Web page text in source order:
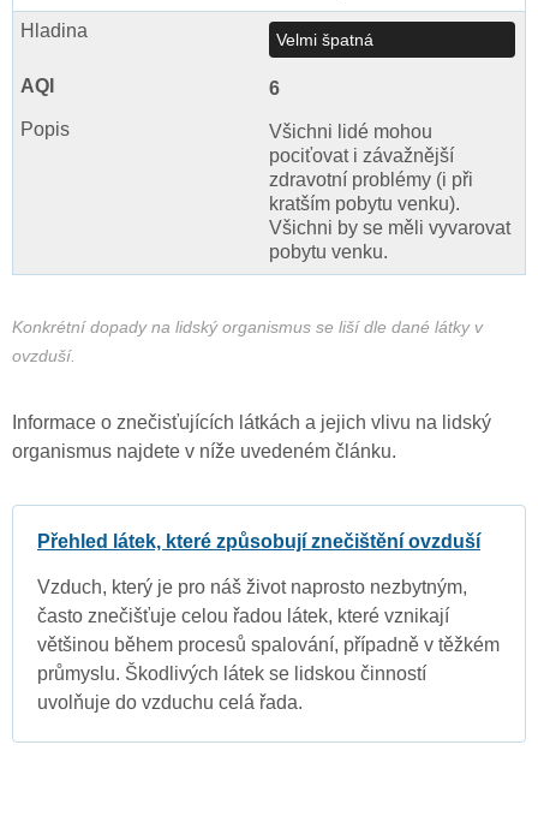
Velmi špatná
6
Všichni lidé mohou
pociťovat i závažnější
zdravotní problémy (i při
kratším pobytu venku).
Všichni by se měli vyvarovat
pobytu venku.
Konkrétní dopady na lidský organismus se liší dle dané látky v
ovzduší.
Informace o znečisťujících látkách a jejich vlivu na lidský
organismus najdete v níže uvedeném článku.
Přehled látek, které způsobují znečištění ovzduší
Vzduch, který je pro náš život naprosto nezbytným,
často znečišťuje celou řadou látek, které vznikají
většinou během procesů spalování, případně v těžkém
průmyslu. Škodlivých látek se lidskou činností
uvolňuje do vzduchu celá řada.